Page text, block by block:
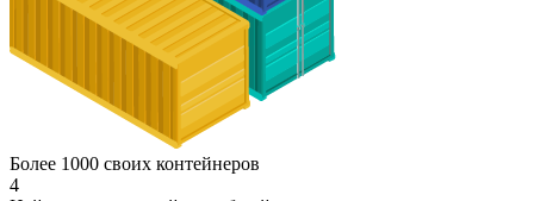
Более 1000 своих контейнеров
4